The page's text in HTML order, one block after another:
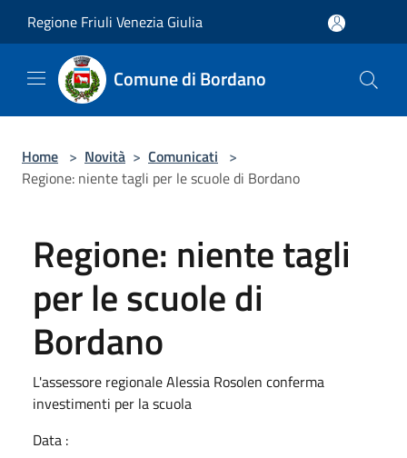
Regione Friuli Venezia Giulia
Comune di Bordano
Home > Novità > Comunicati >
Regione: niente tagli per le scuole di Bordano
Regione: niente tagli
per le scuole di
Bordano
L'assessore regionale Alessia Rosolen conferma
investimenti per la scuola
Data :